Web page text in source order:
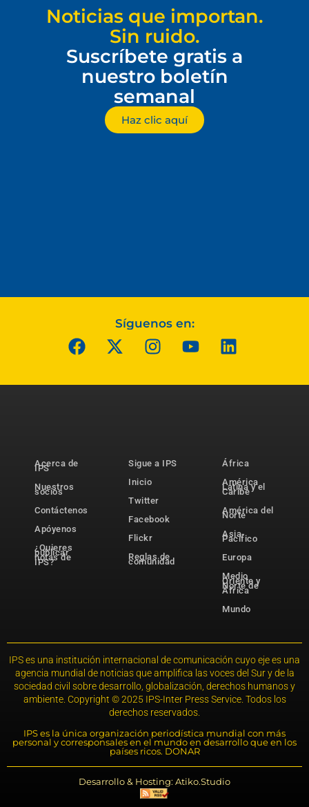
Noticias que importan.
Sin ruido.
Suscríbete gratis a
nuestro boletín
semanal
Haz clic aquí
Síguenos en:
Acerca de
IPS
Nuestros
socios
Contáctenos
Apóyenos
¿Quieres
publicar
notas de
IPS?
Sigue a IPS
Inicio
Twitter
Facebook
Flickr
Reglas de
comunidad
África
América
Latina y el
Caribe
América del
Norte
Asia-
Pacífico
Europa
Medio
Oriente y
Norte de
África
Mundo
IPS es una institución internacional de comunicación cuyo eje es una
agencia mundial de noticias que amplifica las voces del Sur y de la
sociedad civil sobre desarrollo, globalización, derechos humanos y
ambiente. Copyright © 2025 IPS-Inter Press Service. Todos los
derechos reservados.
IPS es la única organización periodística mundial con más
personal y corresponsales en el mundo en desarrollo que en los
países ricos. DONAR
Desarrollo & Hosting: Atiko.Studio